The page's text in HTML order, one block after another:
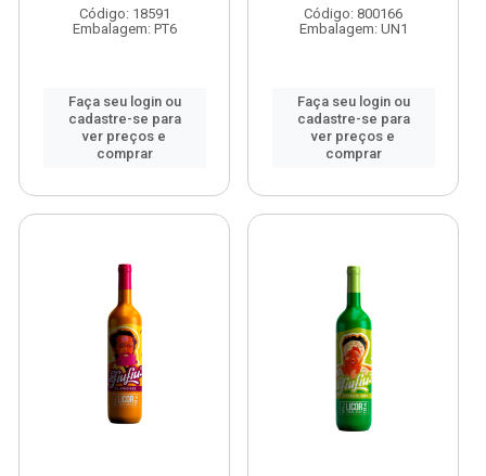
Código: 18591
Embalagem: PT6
Faça seu login ou
cadastre-se para
ver preços e
comprar
Código: 800166
Embalagem: UN1
Faça seu login ou
cadastre-se para
ver preços e
comprar